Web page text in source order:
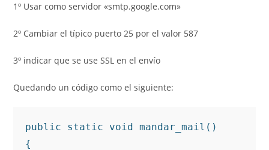
1º Usar como servidor «smtp.google.com»
2º Cambiar el típico puerto 25 por el valor 587
3º indicar que se use SSL en el envío
Quedando un código como el siguiente:
public static void mandar_mail()
{